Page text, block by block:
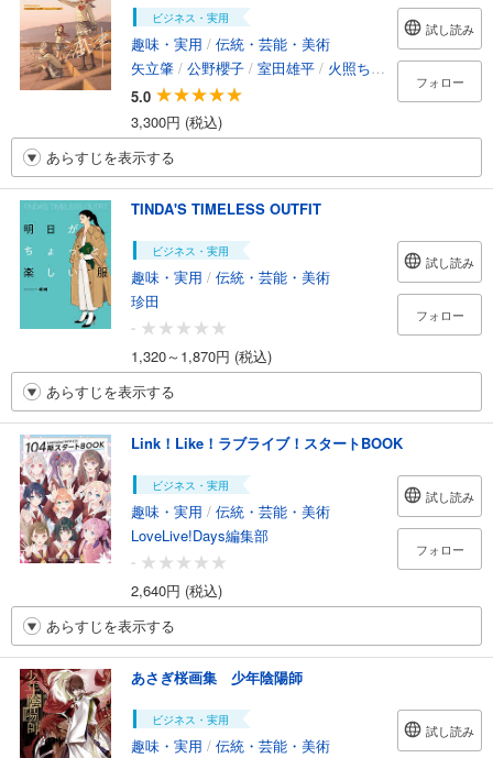
ビジネス・実用
趣味・実用 / 伝統・芸能・美術
矢立肇 / 公野櫻子 / 室田雄平 / 火照ちげ /U5K
5.0
3,300円 (税込)
試し読み
フォロー
あらすじを表示する
TINDA'S TIMELESS OUTFIT
ビジネス・実用
趣味・実用 / 伝統・芸能・美術
珍田
-
1,320～1,870円 (税込)
試し読み
フォロー
あらすじを表示する
Link！Like！ラブライブ！スタートBOOK
ビジネス・実用
趣味・実用 / 伝統・芸能・美術
LoveLive!Days編集部
-
2,640円 (税込)
試し読み
フォロー
あらすじを表示する
あさぎ桜画集 少年陰陽師
ビジネス・実用
趣味・実用 / 伝統・芸能・美術
試し読み